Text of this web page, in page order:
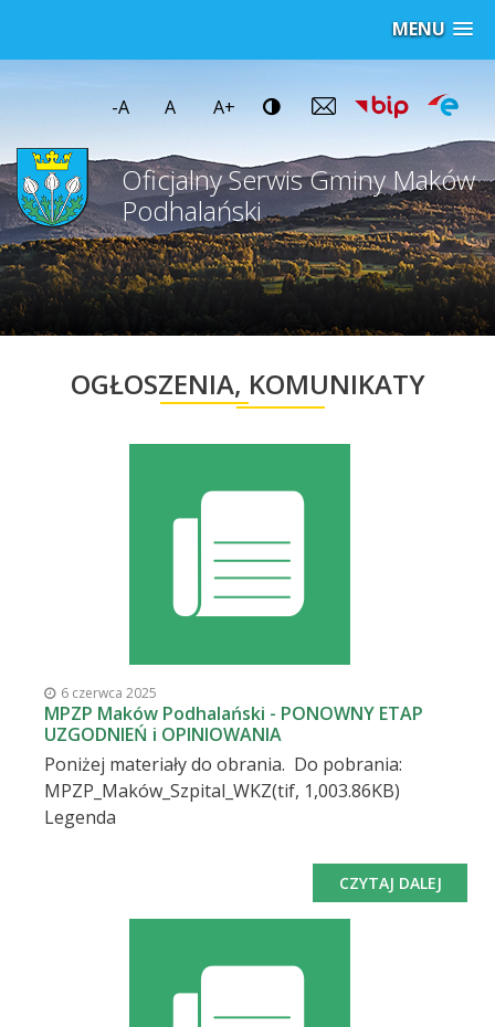
MENU
Oficjalny Serwis Gminy Maków
Podhalański
-A A A+
OGŁOSZENIA, KOMUNIKATY
6 czerwca 2025
MPZP Maków Podhalański - PONOWNY ETAP
UZGODNIEŃ i OPINIOWANIA
Poniżej materiały do obrania. Do pobrania:
MPZP_Maków_Szpital_WKZ(tif, 1,003.86KB)
Legenda
CZYTAJ DALEJ